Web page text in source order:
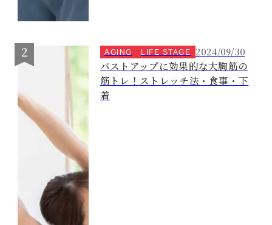
AGING LIFE STAGE 2024/09/30
バストアップに効果的な大胸筋の
筋トレ！ストレッチ法・食事・下
着